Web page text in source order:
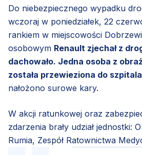
Do niebezpiecznego wypadku
wczoraj w poniedziałek, 22
rankiem w miejscowości
osobowym Renault zjechał z
dachowało. Jedna osoba z
została przewieziona do
nałożono surowe kary.
W akcji ratunkowej oraz
zdarzenia brały udział jednostki:
Rumia, Zespół Ratownictwa